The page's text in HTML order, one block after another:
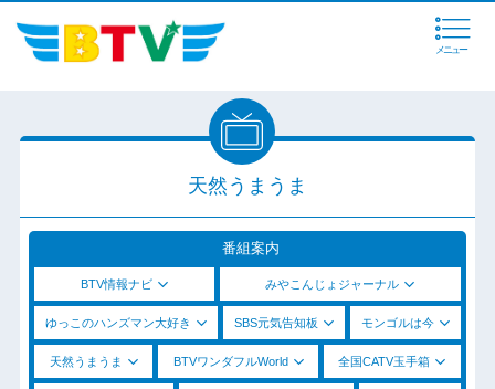
メニュー
天然うまうま
番組案内
BTV情報ナビ みやこんじょジャーナル
ゆっこのハンズマン大好き SBS元気告知板 モンゴルは今
天然うまうま BTVワンダフルWorld 全国CATV玉手箱